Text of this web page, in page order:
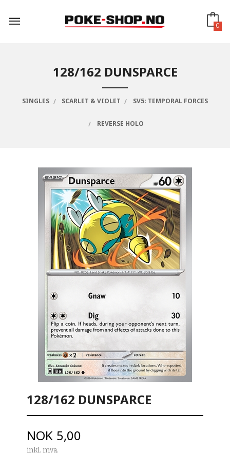
innholdet
0
128/162 DUNSPARCE
SINGLES SCARLET & VIOLET SV5: TEMPORAL FORCES
REVERSE HOLO
128/162 DUNSPARCE
Pris
NOK 5,00
inkl. mva.